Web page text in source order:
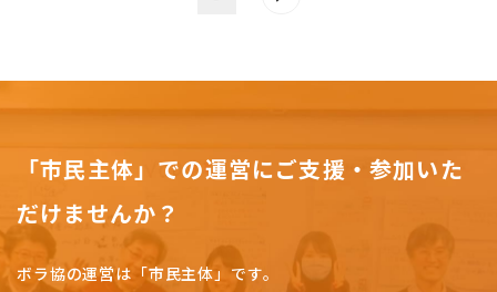
「市民主体」での運営にご支援・参加いた
だけませんか？
ボラ協の運営は「市民主体」です。